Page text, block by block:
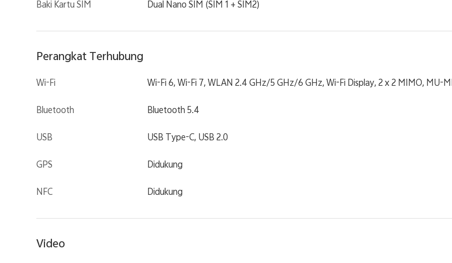
Baki Kartu SIM Dual Nano SIM (SIM 1 + SIM2)
Perangkat Terhubung
Wi-Fi Wi-Fi 6, Wi-Fi 7, WLAN 2.4 GHz/5 GHz/6 GHz, Wi-Fi Display, 2 x 2 MIMO, MU-
Bluetooth Bluetooth 5.4
USB USB Type-C, USB 2.0
GPS Didukung
NFC Didukung
Video